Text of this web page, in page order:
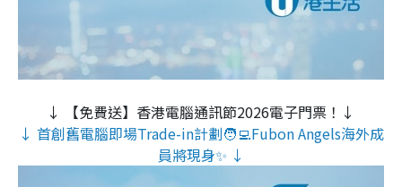
↓ 【免費送】香港電腦通訊節2026電子門票！↓
↓ 首創舊電腦即場Trade-in計劃🧑‍💻Fubon Angels海外成
員將現身✨ ↓